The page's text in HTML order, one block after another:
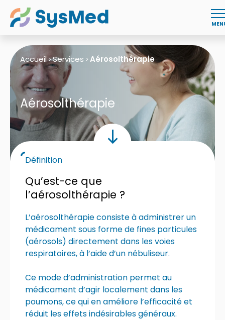
Accueil>Services > Aérosolthérapie
Aérosolthérapie
Définition
Qu’est-ce que
l’aérosolthérapie ?
L’aérosolthérapie consiste à administrer un
médicament sous forme de fines particules
(aérosols) directement dans les voies
respiratoires, à l’aide d’un nébuliseur.
Ce mode d’administration permet au
médicament d’agir localement dans les
poumons, ce qui en améliore l’efficacité et
réduit les effets indésirables généraux.